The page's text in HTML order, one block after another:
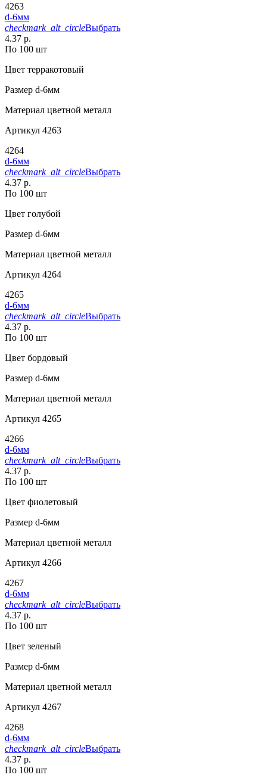
4263
d-6мм
checkmark_alt_circleВыбрать
4.37 р.
По 100 шт
Цвет терракотовый
Размер d-6мм
Материал цветной металл
Артикул 4263
4264
d-6мм
checkmark_alt_circleВыбрать
4.37 р.
По 100 шт
Цвет голубой
Размер d-6мм
Материал цветной металл
Артикул 4264
4265
d-6мм
checkmark_alt_circleВыбрать
4.37 р.
По 100 шт
Цвет бордовый
Размер d-6мм
Материал цветной металл
Артикул 4265
4266
d-6мм
checkmark_alt_circleВыбрать
4.37 р.
По 100 шт
Цвет фиолетовый
Размер d-6мм
Материал цветной металл
Артикул 4266
4267
d-6мм
checkmark_alt_circleВыбрать
4.37 р.
По 100 шт
Цвет зеленый
Размер d-6мм
Материал цветной металл
Артикул 4267
4268
d-6мм
checkmark_alt_circleВыбрать
4.37 р.
По 100 шт